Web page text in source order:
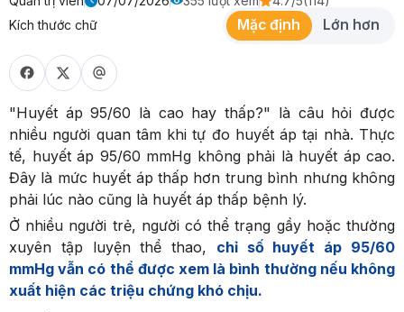
Kích thước chữ
Mặc định Lớn hơn
"Huyết áp 95/60 là cao hay thấp?" là câu hỏi được
nhiều người quan tâm khi tự đo huyết áp tại nhà. Thực
tế, huyết áp 95/60 mmHg không phải là huyết áp cao.
Đây là mức huyết áp thấp hơn trung bình nhưng không
phải lúc nào cũng là huyết áp thấp bệnh lý.
Ở nhiều người trẻ, người có thể trạng gầy hoặc thường
xuyên tập luyện thể thao, chỉ số huyết áp 95/60
mmHg vẫn có thể được xem là bình thường nếu không
xuất hiện các triệu chứng khó chịu.